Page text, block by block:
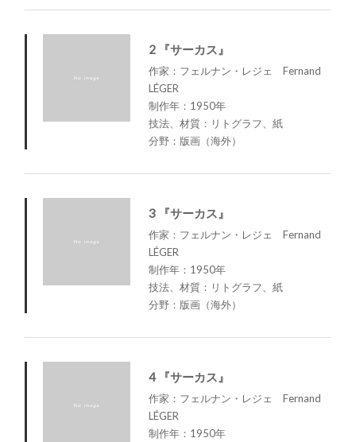
2 『サーカス』
作家：フェルナン・レジェ Fernand
LÉGER
制作年：1950年
技法、材質：リトグラフ、紙
分野：版画（海外）
3 『サーカス』
作家：フェルナン・レジェ Fernand
LÉGER
制作年：1950年
技法、材質：リトグラフ、紙
分野：版画（海外）
4 『サーカス』
作家：フェルナン・レジェ Fernand
LÉGER
制作年：1950年